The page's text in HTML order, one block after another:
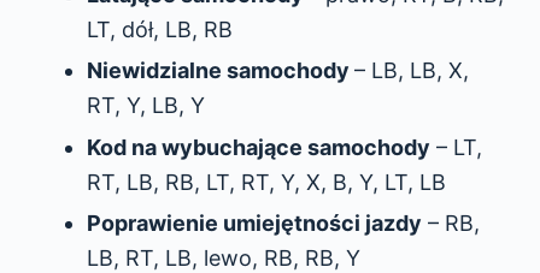
LT, dół, LB, RB
Niewidzialne samochody – LB, LB, X,
RT, Y, LB, Y
Kod na wybuchające samochody – LT,
RT, LB, RB, LT, RT, Y, X, B, Y, LT, LB
Poprawienie umiejętności jazdy – RB,
LB, RT, LB, lewo, RB, RB, Y